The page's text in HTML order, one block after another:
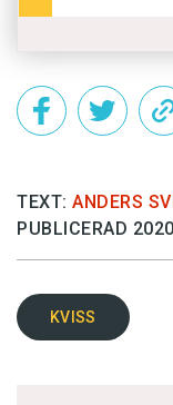
TEXT: ANDERS
PUBLICERAD
KVISS